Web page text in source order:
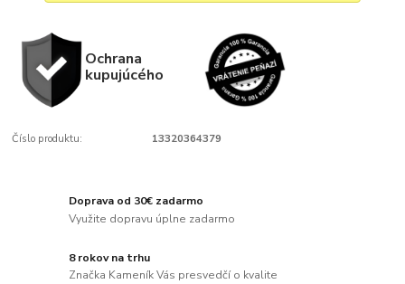
Ochrana
kupujúcého
Číslo produktu: 13320364379
Doprava od 30€ zadarmo
Využite dopravu úplne zadarmo
8 rokov na trhu
Značka Kameník Vás presvedčí o kvalite